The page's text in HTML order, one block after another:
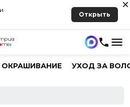
Открыть
ОКРАШИВАНИЕ УХОД ЗА